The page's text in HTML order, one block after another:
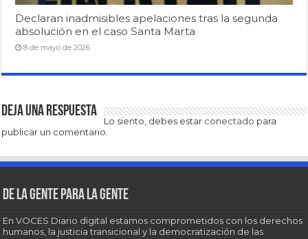
Declaran inadmisibles apelaciones tras la segunda
absolución en el caso Santa Marta
8 de mayo de 2026
Deja una respuesta
Lo siento, debes estar conectado para
publicar un comentario.
De la gente para la gente
En VOCES Diario digital estamos comprometidos con los derechos
humanos, la justicia transicional y la democratización de las